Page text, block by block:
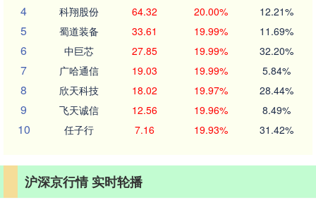
4 科翔股份 64.32 20.00% 12.21%
5 蜀道装备 33.61 19.99% 11.69%
6 中巨芯 27.85 19.99% 32.20%
7 广哈通信 19.03 19.99% 5.84%
8 欣天科技 18.02 19.97% 28.44%
9 飞天诚信 12.56 19.96% 8.49%
10 任子行 7.16 19.93% 31.42%
沪深京行情 实时轮播